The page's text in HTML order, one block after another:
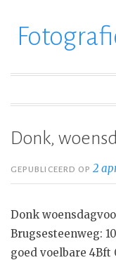
verder
Donk,
GEPUBLICEERD OP2
Donk
Brugsesteenweg:
goed voelbare 4Bft